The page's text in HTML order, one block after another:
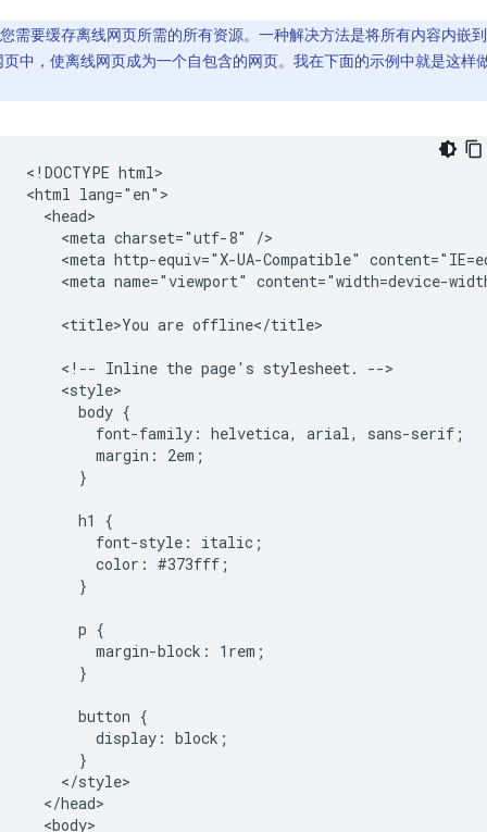
您需要缓存离线网页所需的所有资源。一种解决方法是将所有内容内嵌
页中，使离线网页成为一个自包含的网页。我在下面的示例中就是这样
<!DOCTYPE html>
<html lang="en">
  <head>
    <meta charset="utf-8" />
<meta http-equiv="X-UA-Compatible"
<meta name="viewport" content="width=device-
    <title>You are offline</title>
    <!-- Inline the page's stylesheet. -->
    <style>
      body {
        font-family: helvetica, arial, sans-serif;
        margin: 2em;
      }
      h1 {
        font-style: italic;
        color: #373fff;
      }
      p {
        margin-block: 1rem;
      }
      button {
        display: block;
      }
    </style>
  </head>
  <body>